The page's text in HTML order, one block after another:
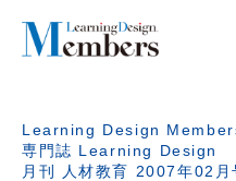
Learning Design
専門誌 Learning Design
月刊 人材教育 2007年02月